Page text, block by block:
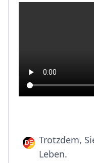
Trotzdem,
Leben.